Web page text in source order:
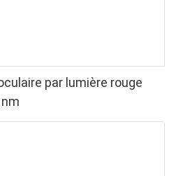
par lumière rouge